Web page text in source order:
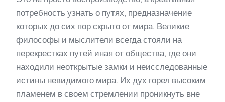
потребность узнать о путях, предназначение
которых до сих пор скрыто от мира. Великие
философы и мыслители всегда стояли на
перекрестках путей иная от общества, где они
находили неоткрытые замки и неисследованные
истины невидимого мира. Их дух горел высоким
пламенем в своем стремлении проникнуть вне